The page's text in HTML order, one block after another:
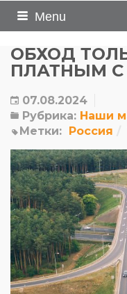
Menu
ОБХОД
ПЛАТНЫМ С
07.08.2024
Рубрика: Наши
Метки: Россия